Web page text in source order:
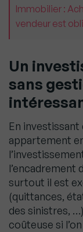
Immobilier :
vendeur est
Un
sans
En investissant
appartement
l’encadrement
surtout il est
(quittances,
des sinistres,
coûteuse si